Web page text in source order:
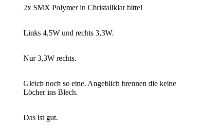
2x SMX Polymer in Christallklar bitte!
Links 4,5W und rechts 3,3W.
Nur 3,3W rechts.
Gleich noch so eine. Angeblich brennen die keine
Löcher ins Blech.
Das ist gut.